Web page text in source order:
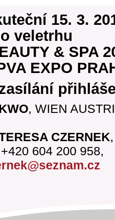
15. 3.
veletrhu
& SPA
EXPO
, WIEN
CZERNEK
604 200 958,